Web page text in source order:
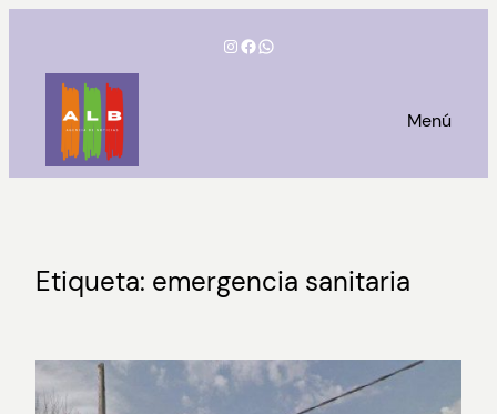
contenido
Instagram
Facebook
WhatsApp
Menú
Etiqueta: emergencia sanitaria